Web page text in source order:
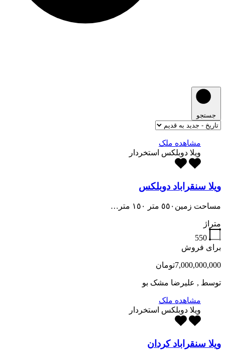
جستجو
مشاهده ملک
ویلا دوبلکس استخردار
ویلا سنقراباد دوبلکس
مساحت زمین٥٥٠ متر ١٥٠ متر…
متراژ
550
برای فروش
7,000,000,000تومان
توسط , علیرضا مشک بو
مشاهده ملک
ویلا دوبلکس استخردار
ویلا سنقراباد کردان